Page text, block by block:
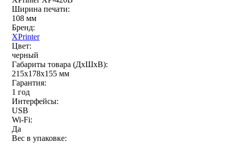
Ширина печати:
108 мм
Бренд:
XPrinter
Цвет:
черный
Габариты товара (ДxШxВ):
215х178х155 мм
Гарантия:
1 год
Интерфейсы:
USB
Wi-Fi:
Да
Вес в упаковке: